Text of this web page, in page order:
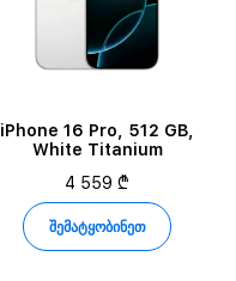
iPhone 16 Pro, 512 GB,
White Titanium
4 559 ₾
შემატყობინეთ